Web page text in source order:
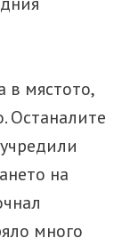
в мястото,
Останалите
на
много